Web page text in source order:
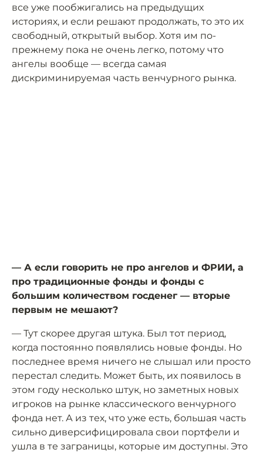
все уже пообжигались на предыдущих
историях, и если решают продолжать, то это их
свободный, открытый выбор. Хотя им по-
прежнему пока не очень легко, потому что
ангелы вообще — всегда самая
дискриминируемая часть венчурного рынка.
— А если говорить не про ангелов и ФРИИ, а
про традиционные фонды и фонды с
большим количеством госденег — вторые
первым не мешают?
— Тут скорее другая штука. Был тот период,
когда постоянно появлялись новые фонды. Но
последнее время ничего не слышал или просто
перестал следить. Может быть, их появилось в
этом году несколько штук, но заметных новых
игроков на рынке классического венчурного
фонда нет. А из тех, что уже есть, большая часть
сильно диверсифицировала свои портфели и
ушла в те заграницы, которые им доступны. Это